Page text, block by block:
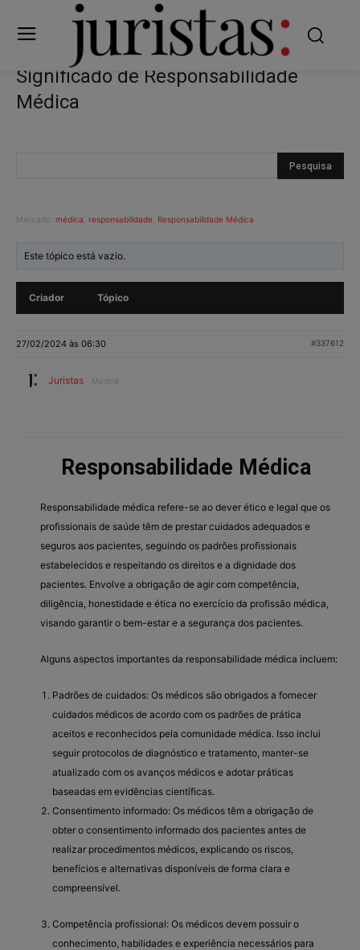
Significado de Responsabilidade
Médica
Marcado: médica responsabilidade Responsabilidade Médica
Este tópico está vazio.
Criador Tópico
27/02/2024 às 06:30 #337612
Juristas Mestre
Responsabilidade Médica
Responsabilidade médica refere-se ao dever ético e legal que os
profissionais de saúde têm de prestar cuidados adequados e
seguros aos pacientes, seguindo os padrões profissionais
estabelecidos e respeitando os direitos e a dignidade dos
pacientes. Envolve a obrigação de agir com competência,
diligência, honestidade e ética no exercício da profissão médica,
visando garantir o bem-estar e a segurança dos pacientes.
Alguns aspectos importantes da responsabilidade médica incluem:
Padrões de cuidados: Os médicos são obrigados a fornecer
cuidados médicos de acordo com os padrões de prática
aceitos e reconhecidos pela comunidade médica. Isso inclui
seguir protocolos de diagnóstico e tratamento, manter-se
atualizado com os avanços médicos e adotar práticas
baseadas em evidências científicas.
Consentimento informado: Os médicos têm a obrigação de
obter o consentimento informado dos pacientes antes de
realizar procedimentos médicos, explicando os riscos,
benefícios e alternativas disponíveis de forma clara e
compreensível.
Competência profissional: Os médicos devem possuir o
conhecimento, habilidades e experiência necessários para